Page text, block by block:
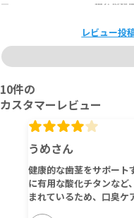
現在投稿
レビュー投
10件の
カスタマーレビュー
うめさん
健康的な歯茎をサポート
に有用な酸化チタンなど
まれているため、口臭ケ